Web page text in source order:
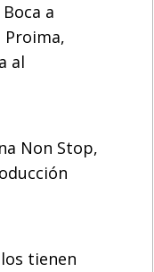
a
Proima,
al
Non Stop,
tienen